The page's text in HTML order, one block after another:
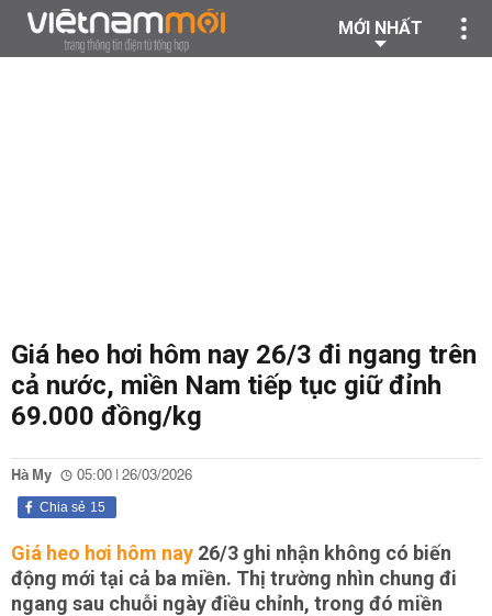
MỚI NHẤT
Giá heo hơi hôm nay 26/3 đi ngang trên
cả nước, miền Nam tiếp tục giữ đỉnh
69.000 đồng/kg
Hà My 05:00 | 26/03/2026
15
Chia sẻ
Giá heo hơi hôm nay 26/3 ghi nhận không có biến
động mới tại cả ba miền. Thị trường nhìn chung đi
ngang sau chuỗi ngày điều chỉnh, trong đó miền